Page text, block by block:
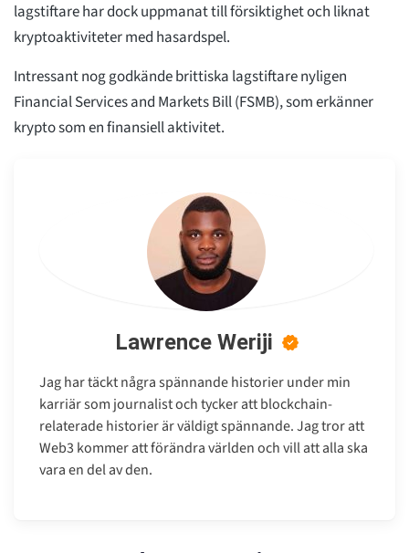
lagstiftare har dock uppmanat till försiktighet och liknat
kryptoaktiviteter med hasardspel.
Intressant nog godkände brittiska lagstiftare nyligen
Financial Services and Markets Bill (FSMB), som erkänner
krypto som en finansiell aktivitet.
Lawrence Weriji
Jag har täckt några spännande historier under min
karriär som journalist och tycker att blockchain-
relaterade historier är väldigt spännande. Jag tror att
Web3 kommer att förändra världen och vill att alla ska
vara en del av den.